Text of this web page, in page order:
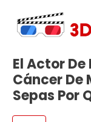
El Actor De
Cáncer De
Sepas Por